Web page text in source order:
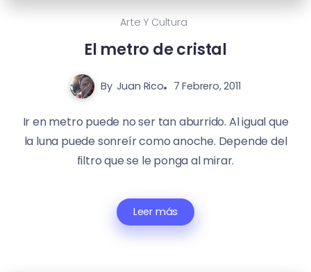
Arte Y Cultura
El metro de cristal
By Juan Rico 7 Febrero, 2011
Ir en metro puede no ser tan aburrido. Al igual que
la luna puede sonreír como anoche. Depende del
filtro que se le ponga al mirar.
Leer más